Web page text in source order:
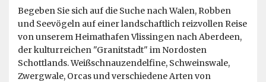
Begeben Sie sich auf die Suche nach Walen, Robben
und Seevögeln auf einer landschaftlich reizvollen Reise
von unserem Heimathafen Vlissingen nach Aberdeen,
der kulturreichen "Granitstadt" im Nordosten
Schottlands. Weißschnauzendelfine, Schweinswale,
Zwergwale, Orcas und verschiedene Arten von